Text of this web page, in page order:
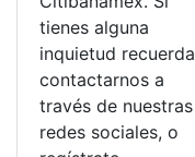
tienes alguna
inquietud recuerda
contactarnos a
través de nuestras
redes sociales, o